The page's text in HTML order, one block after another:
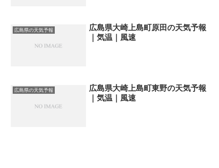
広島県の天気予報
広島県大崎上島町原田の天気予報
｜気温｜風速
広島県の天気予報
広島県大崎上島町東野の天気予報
｜気温｜風速